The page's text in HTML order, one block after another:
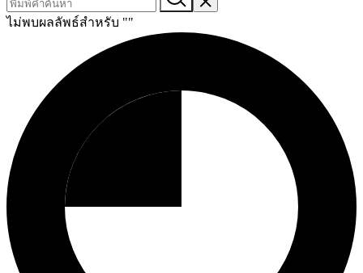
ไม่พบผลลัพธ์สำหรับ ""